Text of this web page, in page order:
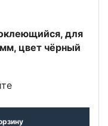
для
цвет чёрный